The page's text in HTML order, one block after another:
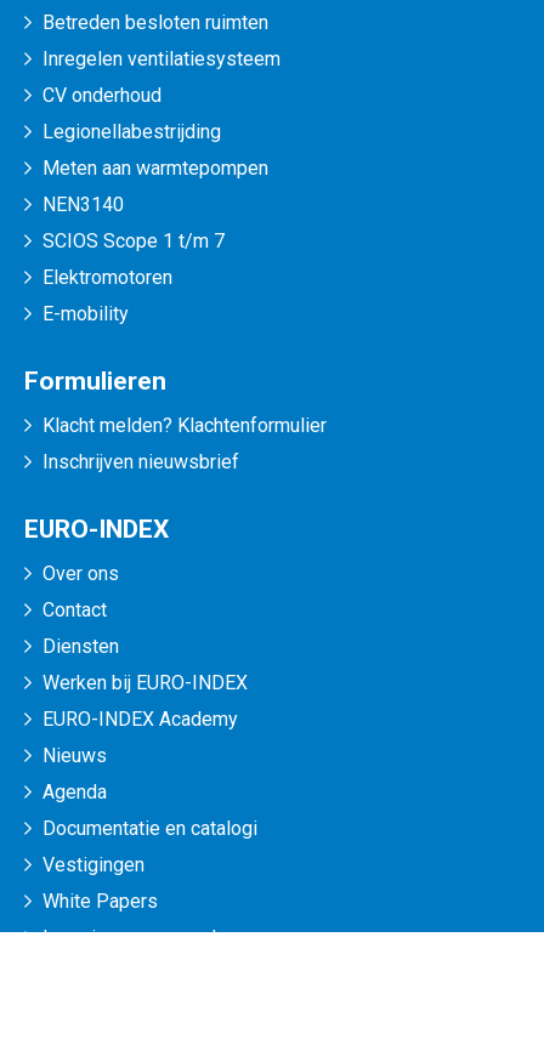
Betreden besloten ruimten
Inregelen ventilatiesysteem
CV onderhoud
Legionellabestrijding
Meten aan warmtepompen
NEN3140
SCIOS Scope 1 t/m 7
Elektromotoren
E-mobility
Formulieren
Klacht melden? Klachtenformulier
Inschrijven nieuwsbrief
EURO-INDEX
Over ons
Contact
Diensten
Werken bij EURO-INDEX
EURO-INDEX Academy
Nieuws
Agenda
Documentatie en catalogi
Vestigingen
White Papers
Leveringsvoorwaarden